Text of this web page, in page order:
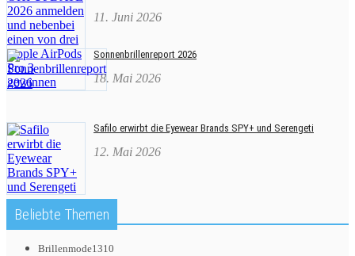
11. Juni 2026
Sonnenbrillenreport 2026
18. Mai 2026
Safilo erwirbt die Eyewear Brands SPY+ und Serengeti
12. Mai 2026
Beliebte Themen
Brillenmode1310